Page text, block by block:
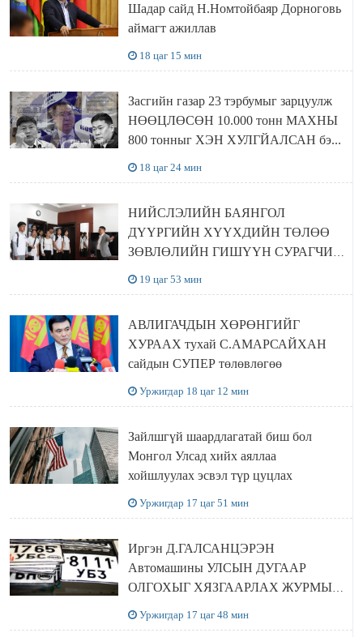
Шадар сайд Н.Номтойбаяр Дорноговь
аймагт ажиллав
18 цаг 15 мин
Засгийн газар 23 тэрбумыг зарцуулж
НӨӨЦЛӨСӨН 10.000 тонн МАХНЫ
800 тонныг ХЭН ХУЛГЙАЛСАН бэ...
18 цаг 24 мин
НИЙСЛЭЛИЙН БАЯНГОЛ
ДҮҮРГИЙН ХҮҮХДИЙН ТӨЛӨӨ
ЗӨВЛӨЛИЙН ГИШҮҮН СУРАГЧИД
19 цаг 53 мин
АВЛИГАЧДЫН ХӨРӨНГИЙГ
ХУРААХ тухай С.АМАРСАЙХАН
сайдын СУПЕР төлөвлөгөө
Уржигдар 18 цаг 12 мин
Зайлшгүй шаардлагатай биш бол
Монгол Улсад хийх аяллаа
хойшлуулах эсвэл түр цуцлах
Уржигдар 17 цаг 51 мин
Иргэн Д.ГАЛСАНЦЭРЭН
Автомашины УЛСЫН ДУГААР
ОЛГОХЫГ ХЯЗГААРЛАХ ЖУРМЫГ
Уржигдар 17 цаг 48 мин